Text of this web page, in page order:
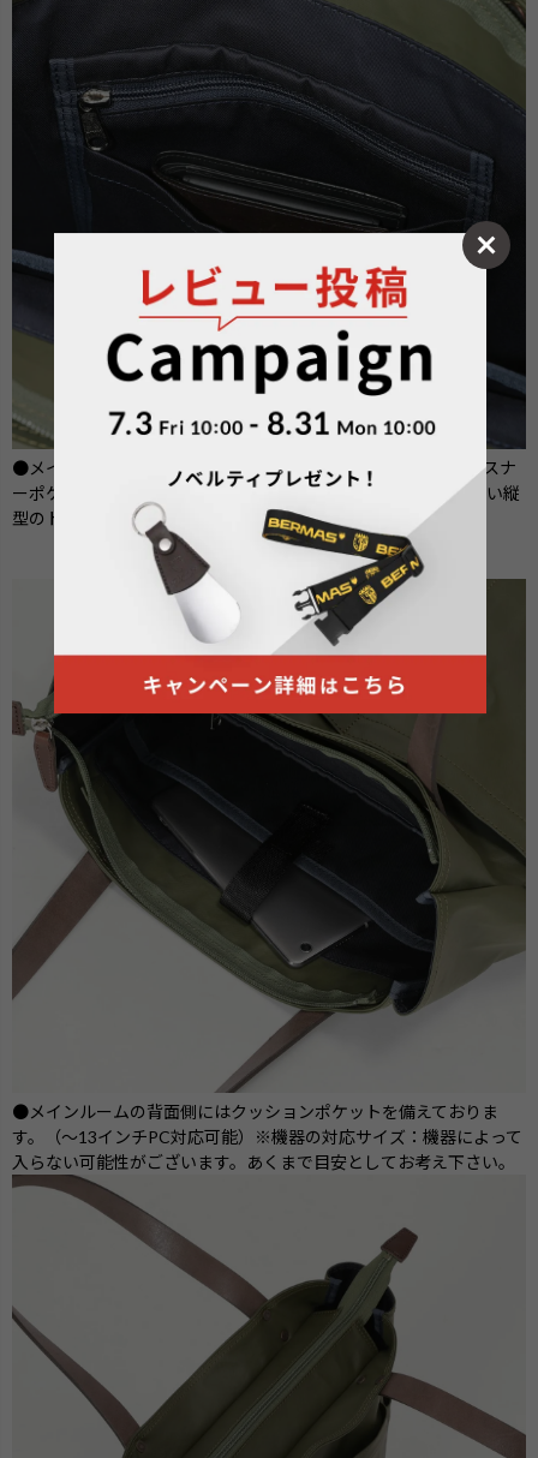
●メインルームの前側には吊り下げ式のオーガナイザー（ファスナ
ーポケット×1・オープンポケット×1）を配置し、使い勝手のよい縦
型のトートバッグです。
●メインルームの背面側にはクッションポケットを備えておりま
す。（～13インチPC対応可能）※機器の対応サイズ：機器によって
入らない可能性がございます。あくまで目安としてお考え下さい。